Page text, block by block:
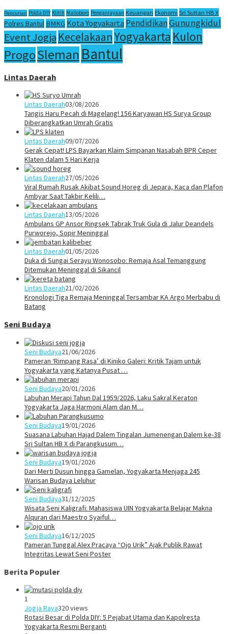
Pencurian Polda DIY Klitih Malioboro Penganiayaan Keuangan Ekonomi Sri Sultan HB X
Polres Bantul BMKG Kota Yogyakarta PendidikanGunungkidul
Event Jogja KecelakaanYogyakarta Kulon
ProgoSleman Bantul
Lintas Daerah
Lintas Daerah03/08/2026
Tangis Haru Pecah di Magelang! 156 Karyawan HS Surya Group
Diberangkatkan Umrah Gratis
Lintas Daerah09/07/2026
Gerak Cepat! LPS Bayarkan Klaim Simpanan Nasabah BPR Ceper
Klaten dalam 5 Hari Kerja
Lintas Daerah27/05/2026
Viral Rumah Rusak Akibat Sound Horeg di Jepara, Kaca dan Plafon
Ambyar Saat Takbir Kelili…
Lintas Daerah13/05/2026
Ambulans GP Ansor Ringsek Tabrak Truk Gula di Jalur Deandels
Purworejo, Sopir Meninggal
Lintas Daerah01/05/2026
Duka di Sungai Serayu Wonosobo: Remaja Asal Temanggung
Ditemukan Meninggal di Sikancil
Lintas Daerah21/02/2026
Kronologi Tiga Remaja Meninggal Tersambar KA Argo Merbabu di
Batang
Seni Budaya
Seni Budaya21/06/2026
Pameran ‘Rimpang Rasa’ di Kiniko Galeri: Kritik Tajam untuk
Yogyakarta yang Katanya Pusat …
Seni Budaya20/01/2026
Labuhan Merapi Tahun Dal 1959/2026, Laku Sakral Keraton
Yogyakarta Jaga Harmoni Alam dan M…
Seni Budaya19/01/2026
Suasana Labuhan Hajad Dalem Tingalan Jumenengan Dalem ke-38
Sri Sultan HB X di Parangkusum…
Seni Budaya19/01/2026
Dari Merti Dusun hingga Gamelan, Yogyakarta Menjaga 245
Warisan Budaya Leluhur
Seni Budaya31/12/2025
Wisata Seni Kaligrafi: Mahasiswa UIN Yogyakarta Belajar Makna
Alquran dari Maestro Syaiful…
Seni Budaya16/12/2025
Pameran Tunggal Alex Pracaya “Ojo Urik” Ajak Publik Rawat
Integritas Lewat Seni Poster
Berita Populer
1
Jogja Raya320 views
Rotasi Besar di Polda DIY: 5 Pejabat Utama dan Kapolresta
Yogyakarta Resmi Berganti